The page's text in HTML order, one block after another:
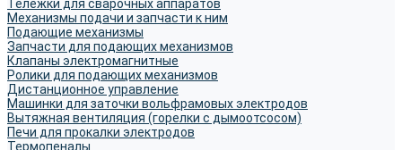
Тележки для сварочных аппаратов
Механизмы подачи и запчасти к ним
Подающие механизмы
Запчасти для подающих механизмов
Клапаны электромагнитные
Ролики для подающих механизмов
Дистанционное управление
Машинки для заточки вольфрамовых электродов
Вытяжная вентиляция (горелки с дымоотсосом)
Печи для прокалки электродов
Термопеналы